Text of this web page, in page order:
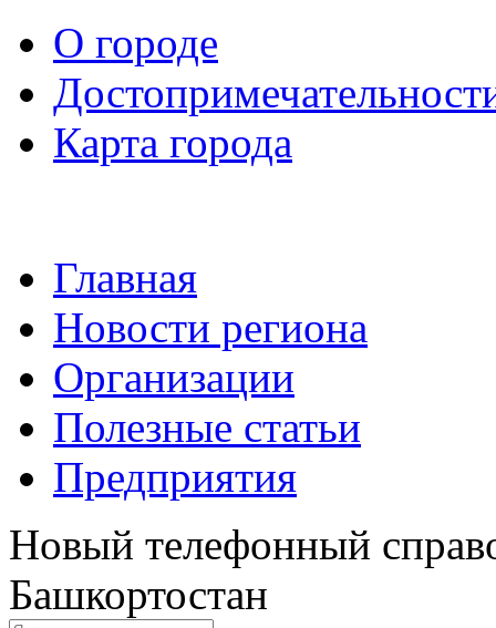
О городе
Карта города
Главная
Новости региона
Организации
Полезные статьи
Предприятия
Новый телефонный
Башкортостан